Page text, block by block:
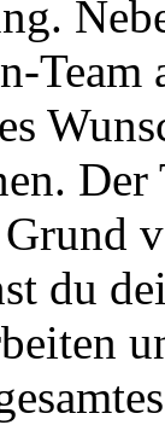
Team
du